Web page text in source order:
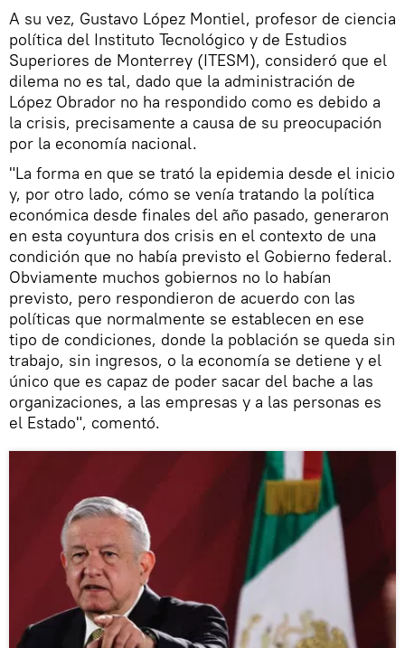
A su vez, Gustavo López Montiel, profesor de ciencia
política del Instituto Tecnológico y de Estudios
Superiores de Monterrey (ITESM), consideró que el
dilema no es tal, dado que la administración de
López Obrador no ha respondido como es debido a
la crisis, precisamente a causa de su preocupación
por la economía nacional.
"La forma en que se trató la epidemia desde el inicio
y, por otro lado, cómo se venía tratando la política
económica desde finales del año pasado, generaron
en esta coyuntura dos crisis en el contexto de una
condición que no había previsto el Gobierno federal.
Obviamente muchos gobiernos no lo habían
previsto, pero respondieron de acuerdo con las
políticas que normalmente se establecen en ese
tipo de condiciones, donde la población se queda sin
trabajo, sin ingresos, o la economía se detiene y el
único que es capaz de poder sacar del bache a las
organizaciones, a las empresas y a las personas es
el Estado", comentó.